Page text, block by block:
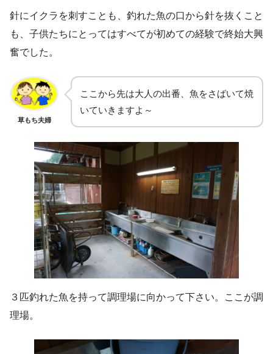
針にイクラを刺すことも、釣れた魚の口から針を抜くこと
も、子供たちにとってはすべてが初めての経験で終始大興
奮でした。
草もち夫婦
ここから先は大人の出番、魚をさばいて焼
いていきますよ～
３匹釣れた魚を持って調理場に向かって下さい。ここが調
理場。